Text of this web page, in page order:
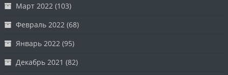
Март 2022 (103)
Февраль 2022 (68)
Январь 2022 (95)
Декабрь 2021 (82)